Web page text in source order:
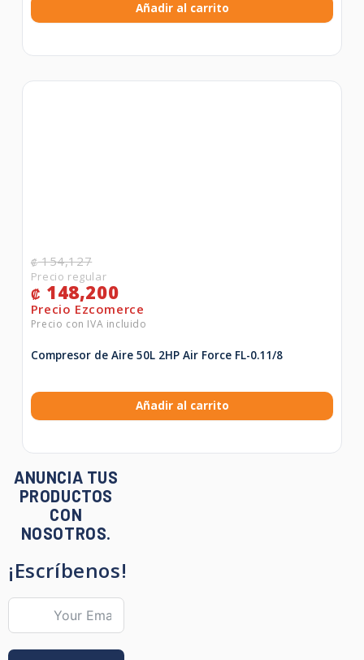
Añadir al carrito
₡154,127
₡ 148,200
Compresor de Aire 50L 2HP Air Force FL-0.11/8
Añadir al carrito
ANUNCIA TUS
PRODUCTOS
CON
NOSOTROS.
¡Escríbenos!